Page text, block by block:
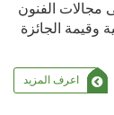
مجالات الفنون
وقيمة الجائزة
اعرف المزيد